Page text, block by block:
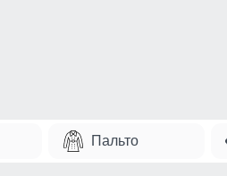
Пальто